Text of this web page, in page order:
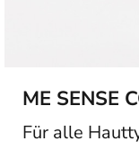
ME SENSE
Für alle